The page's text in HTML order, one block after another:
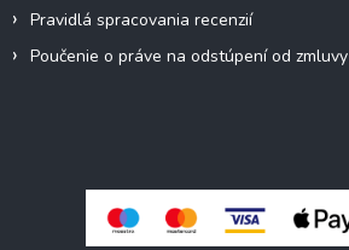
Pravidlá spracovania recenzií
Poučenie o práve na odstúpení od zmluvy